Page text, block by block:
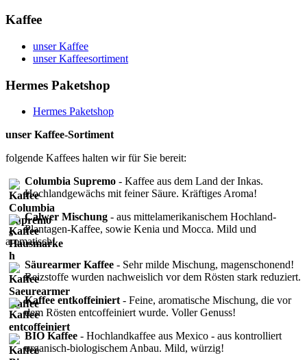
Kaffee
unser Kaffee
unser Kaffeesortiment
Hermes Paketshop
Hermes Paketshop
unser Kaffee-Sortiment
folgende Kaffees halten wir für Sie bereit:
Columbia Supremo - Kaffee aus dem Land der Inkas.
Hochlandgewächs mit feiner Säure. Kräftiges Aroma!
Calwer Mischung - aus mittelamerikanischem Hochland-
Plantagen-Kaffee, sowie Kenia und Mocca. Mild und
aromatisch!
Säurearmer Kaffee - Sehr milde Mischung, magenschonend!
Reizstoffe wurden nachweislich vor dem Rösten stark reduziert.
Kaffee entkoffeiniert - Feine, aromatische Mischung, die vor
dem Rösten entcoffeiniert wurde. Voller Genuss!
BIO Kaffee - Hochlandkaffee aus Mexico - aus kontrolliert
organisch-biologischem Anbau. Mild, würzig!